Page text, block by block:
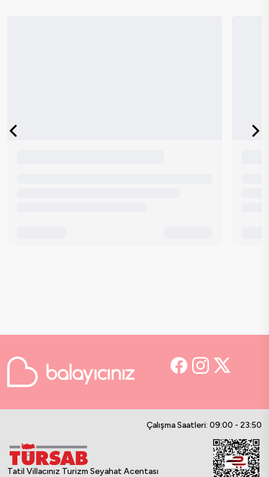
Çalışma Saatleri: 09:00 - 23:50
Tatil Villacınız Turizm Seyahat Acentası